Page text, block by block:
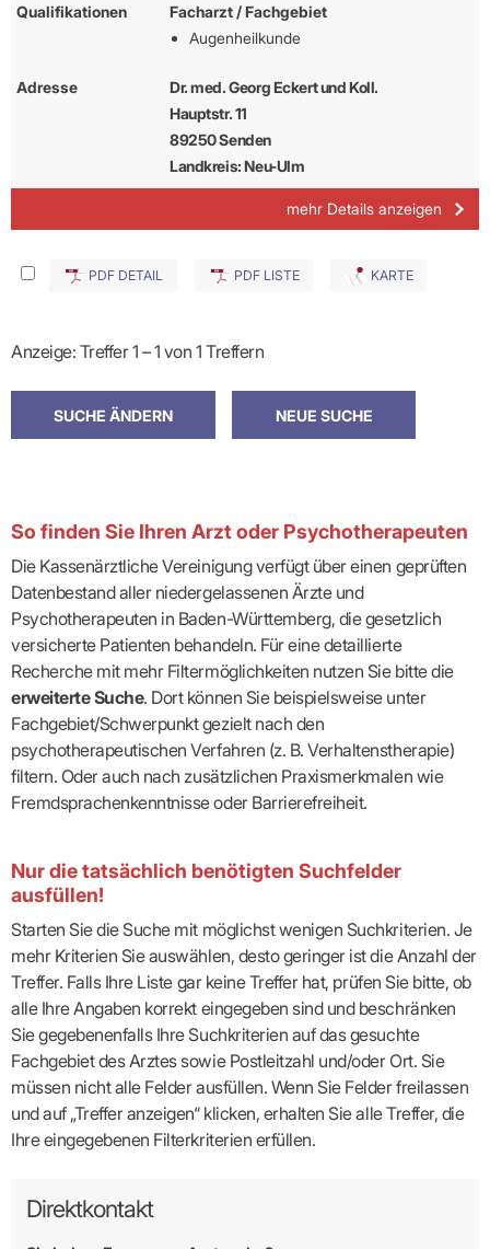
Qualifikationen
Facharzt / Fachgebiet
Augenheilkunde
Adresse
Dr. med. Georg Eckert und Koll.
Hauptstr. 11
89250 Senden
Landkreis: Neu-Ulm
mehr Details anzeigen
PDF DETAIL PDF LISTE KARTE
Anzeige: Treffer 1 – 1 von 1 Treffern
So finden Sie Ihren Arzt oder Psychotherapeuten
Die Kassenärztliche Vereinigung verfügt über einen geprüften
Datenbestand aller niedergelassenen Ärzte und
Psychotherapeuten in Baden-Württemberg, die gesetzlich
versicherte Patienten behandeln. Für eine detaillierte
Recherche mit mehr Filtermöglichkeiten nutzen Sie bitte die
erweiterte Suche. Dort können Sie beispielsweise unter
Fachgebiet/Schwerpunkt gezielt nach den
psychotherapeutischen Verfahren (z. B. Verhaltenstherapie)
filtern. Oder auch nach zusätzlichen Praxismerkmalen wie
Fremdsprachenkenntnisse oder Barrierefreiheit.
Nur die tatsächlich benötigten Suchfelder
ausfüllen!
Starten Sie die Suche mit möglichst wenigen Suchkriterien. Je
mehr Kriterien Sie auswählen, desto geringer ist die Anzahl der
Treffer. Falls Ihre Liste gar keine Treffer hat, prüfen Sie bitte, ob
alle Ihre Angaben korrekt eingegeben sind und beschränken
Sie gegebenenfalls Ihre Suchkriterien auf das gesuchte
Fachgebiet des Arztes sowie Postleitzahl und/oder Ort. Sie
müssen nicht alle Felder ausfüllen. Wenn Sie Felder freilassen
und auf „Treffer anzeigen“ klicken, erhalten Sie alle Treffer, die
Ihre eingegebenen Filterkriterien erfüllen.
Direktkontakt